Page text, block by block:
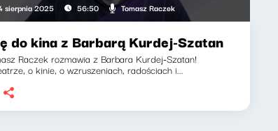
sierpnia 2025 56:50 Tomasz Raczek
do kina z Barbarą Kurdej-Szatan
Raczek rozmawia z Barbara Kurdej-Szatan!
o kinie, o wzruszeniach, radościach i...